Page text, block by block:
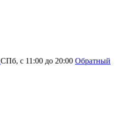
СПб, с 11:00 до 20:00 Обратный